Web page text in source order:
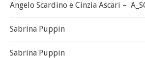
Angelo Scardino e Cinzia Ascari –
Sabrina Puppin
Sabrina Puppin